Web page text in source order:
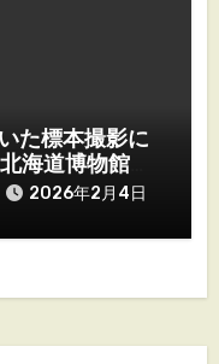
た標本撮影に
海道博物館を
2026年2月4日